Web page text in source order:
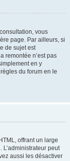
vous
page. Par ailleurs, si
de sujet est
remontée n’est pas
en y
du forum en le
offrant un large
L’administrateur peut
aussi les désactiver